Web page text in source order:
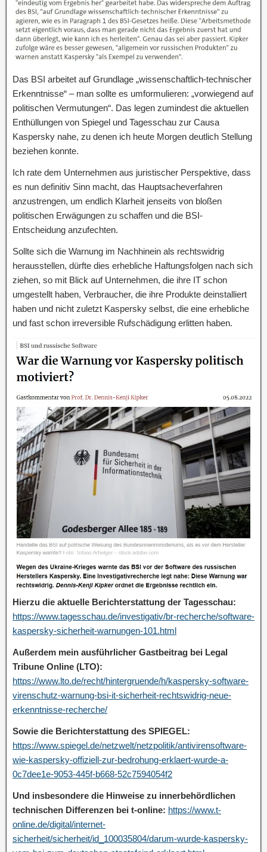
Das BSI arbeitet auf Grundlage „wissenschaftlich-technischer
Erkenntnisse“ – man sollte es umformulieren: „vorwiegend auf
politischen Vermutungen“. Das legen zumindest die aktuellen
Enthüllungen von Spiegel und Tagesschau zur Causa
Kaspersky nahe, zu denen ich heute Morgen deutlich Stellung
beziehen konnte.
Ich rate dem Unternehmen aus juristischer Perspektive, dass
es nun definitiv Sinn macht, das Hauptsacheverfahren
anzustrengen, um endlich Klarheit jenseits von bloßen
politischen Erwägungen zu schaffen und die BSI-
Entscheidung anzufechten.
Sollte sich die Warnung im Nachhinein als rechtswidrig
herausstellen, dürfte dies erhebliche Haftungsfolgen nach sich
ziehen, so mit Blick auf Unternehmen, die ihre IT schon
umgestellt haben, Verbraucher, die ihre Produkte deinstalliert
haben und nicht zuletzt Kaspersky selbst, die eine erhebliche
und fast schon irreversible Rufschädigung erlitten haben.
Hierzu die aktuelle Berichterstattung der Tagesschau:
https://www.tagesschau.de/investigativ/br-recherche/software-
kaspersky-sicherheit-warnungen-101.html
Außerdem mein ausführlicher Gastbeitrag bei Legal
Tribune Online (LTO):
https://www.lto.de/recht/hintergruende/h/kaspersky-software-
virenschutz-warnung-bsi-it-sicherheit-rechtswidrig-neue-
erkenntnisse-recherche/
Sowie die Berichterstattung des SPIEGEL:
https://www.spiegel.de/netzwelt/netzpolitik/antivirensoftware-
wie-kaspersky-offiziell-zur-bedrohung-erklaert-wurde-a-
0c7dee1e-9053-445f-b668-52c7594054f2
Und insbesondere die Hinweise zu innerbehördlichen
technischen Differenzen bei t-online: https://www.t-
online.de/digital/internet-
sicherheit/sicherheit/id_100035804/darum-wurde-kaspersky-